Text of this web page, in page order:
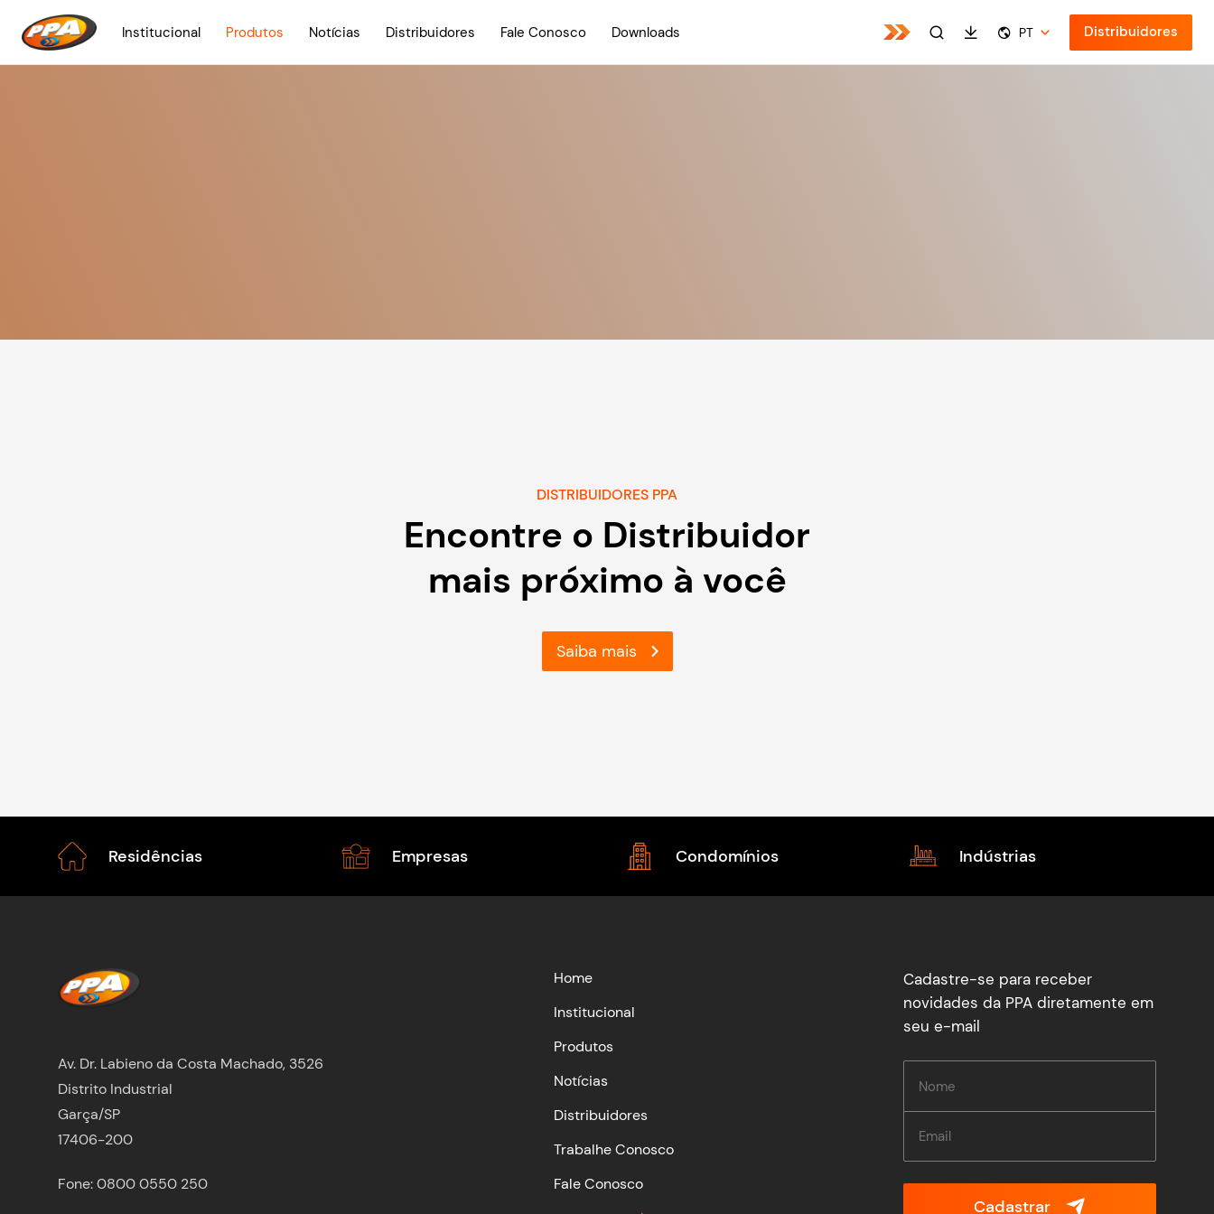
Institucional Produtos Notícias Distribuidores Fale Conosco Downloads PT Distribuidores
DISTRIBUIDORES PPA
Encontre o Distribuidor
mais próximo à você
Saiba mais
Residências Empresas Condomínios Indústrias
Av. Dr. Labieno da Costa Machado, 3526
Distrito Industrial
Garça/SP
17406-200
Fone: 0800 0550 250
Home
Institucional
Produtos
Notícias
Distribuidores
Trabalhe Conosco
Fale Conosco
Cadastre-se para receber
novidades da PPA diretamente em
seu e-mail
Cadastrar